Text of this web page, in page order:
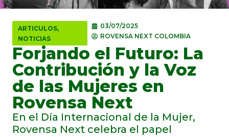
ARTICULOS,
NOTICIAS
03/07/2025
ROVENSA NEXT COLOMBIA
Forjando el Futuro: La
Contribución y la Voz
de las Mujeres en
Rovensa Next
En el Día Internacional de la Mujer,
Rovensa Next celebra el papel